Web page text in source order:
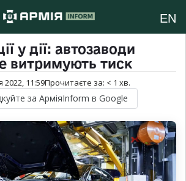
EN
у дії: автозаводи
витримують тиск
2022, 11:59Прочитаєте за: < 1 хв.
за АрміяInform в Google